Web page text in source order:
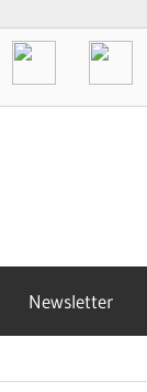
Newsletter